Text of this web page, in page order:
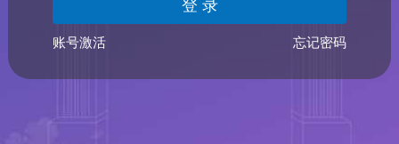
账号激活 忘记密码